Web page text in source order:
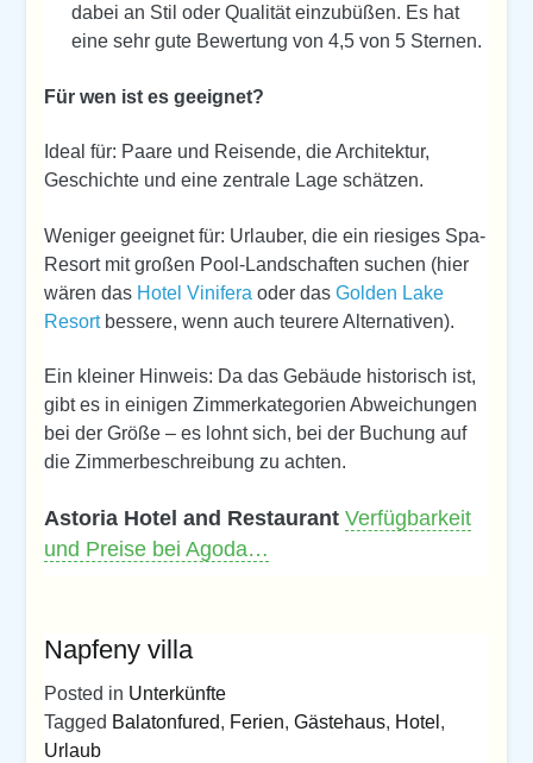
dabei an Stil oder Qualität einzubüßen. Es hat
eine sehr gute Bewertung von 4,5 von 5 Sternen.
Für wen ist es geeignet?
Ideal für: Paare und Reisende, die Architektur,
Geschichte und eine zentrale Lage schätzen.
Weniger geeignet für: Urlauber, die ein riesiges Spa-
Resort mit großen Pool-Landschaften suchen (hier
wären das Hotel Vinifera oder dasGolden Lake
Resortbessere, wenn auch teurere Alternativen).
Ein kleiner Hinweis: Da das Gebäude historisch ist,
gibt es in einigen Zimmerkategorien Abweichungen
bei der Größe – es lohnt sich, bei der Buchung auf
die Zimmerbeschreibung zu achten.
Astoria Hotel and RestaurantVerfügbarkeit
und Preise bei Agoda…
Napfeny villa
Posted in Unterkünfte
Tagged Balatonfured, Ferien,Gästehaus, Hotel ,
Urlaub